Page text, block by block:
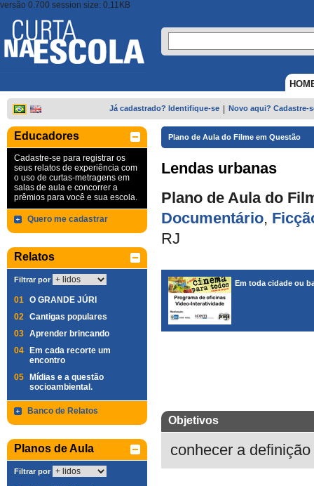
versão 0.700 session size: 0,11KB
Já cadastrado? Identifique-se Novo aqui? Cadastre-
Educadores
Cadastre-se para registrar os
seus relatos de experiência com
o uso de curtas-metragens em
salas de aula e concorrer a
prêmios para você e sua escola.
Quero me cadastrar
Relatos
Filtrar por
01 O GRANDE JÚRI
02 Cantigas populares
03 Aprender brincando
04
Em cada recorte um
encontro
05
Mídias e a questão
socioambiental.
Banco de Relatos
Planos de Aula
Filtrar por
Plano de Aula do Filme em Questão
Lendas urbanas
Plano de Aula do
Documentário,
RJ
Em toda cidade ou
Objetivos
conhecer a